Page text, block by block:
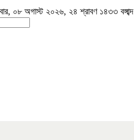
০৮ অগাস্ট ২০২৬, ২৪ শ্রাবণ ১৪৩৩ বঙ্গাব্দ